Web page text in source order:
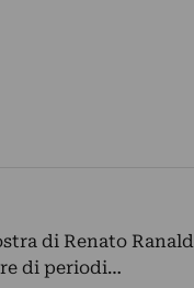
di Renato
di periodi…